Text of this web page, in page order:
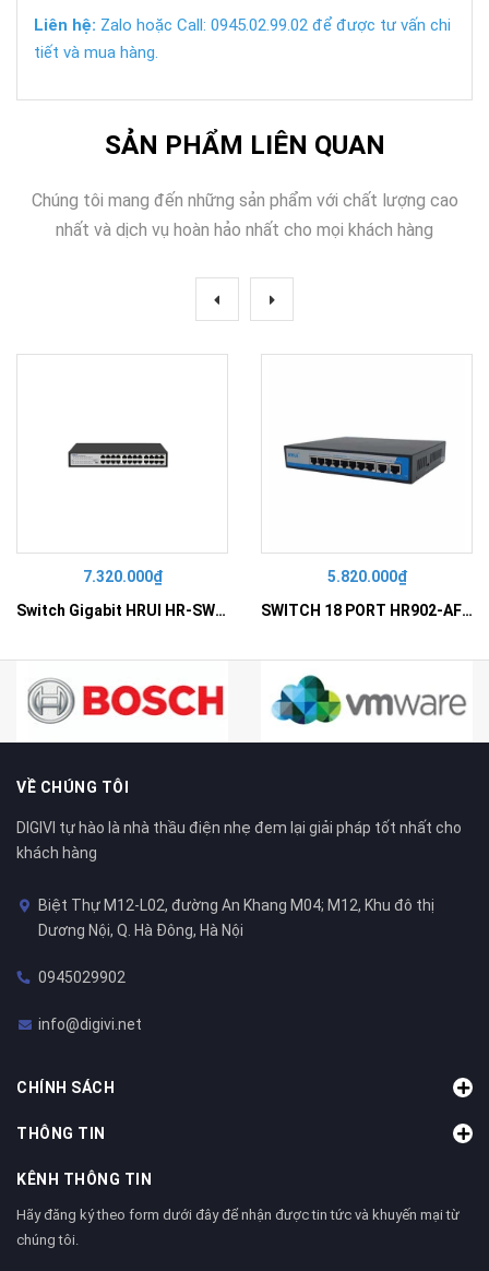
Liên hệ: Zalo hoặc Call: 0945.02.99.02 để được tư vấn chi
tiết và mua hàng.
SẢN PHẨM LIÊN QUAN
Chúng tôi mang đến những sản phẩm với chất lượng cao
nhất và dịch vụ hoàn hảo nhất cho mọi khách hàng
7.320.000₫
Switch Gigabit HRUI HR-SWG10240D
5.820.000₫
SWITCH 18 PORT HR902-AF162G-300 – Switch PoE 16 Cổng
VỀ CHÚNG TÔI
DIGIVI tự hào là nhà thầu điện nhẹ đem lại giải pháp tốt nhất cho
khách hàng
Biệt Thự M12-L02, đường An Khang M04; M12, Khu đô thị
Dương Nội, Q. Hà Đông, Hà Nội
0945029902
info@digivi.net
CHÍNH SÁCH
THÔNG TIN
KÊNH THÔNG TIN
Hãy đăng ký theo form dưới đây để nhận được tin tức và khuyến mại từ
chúng tôi.